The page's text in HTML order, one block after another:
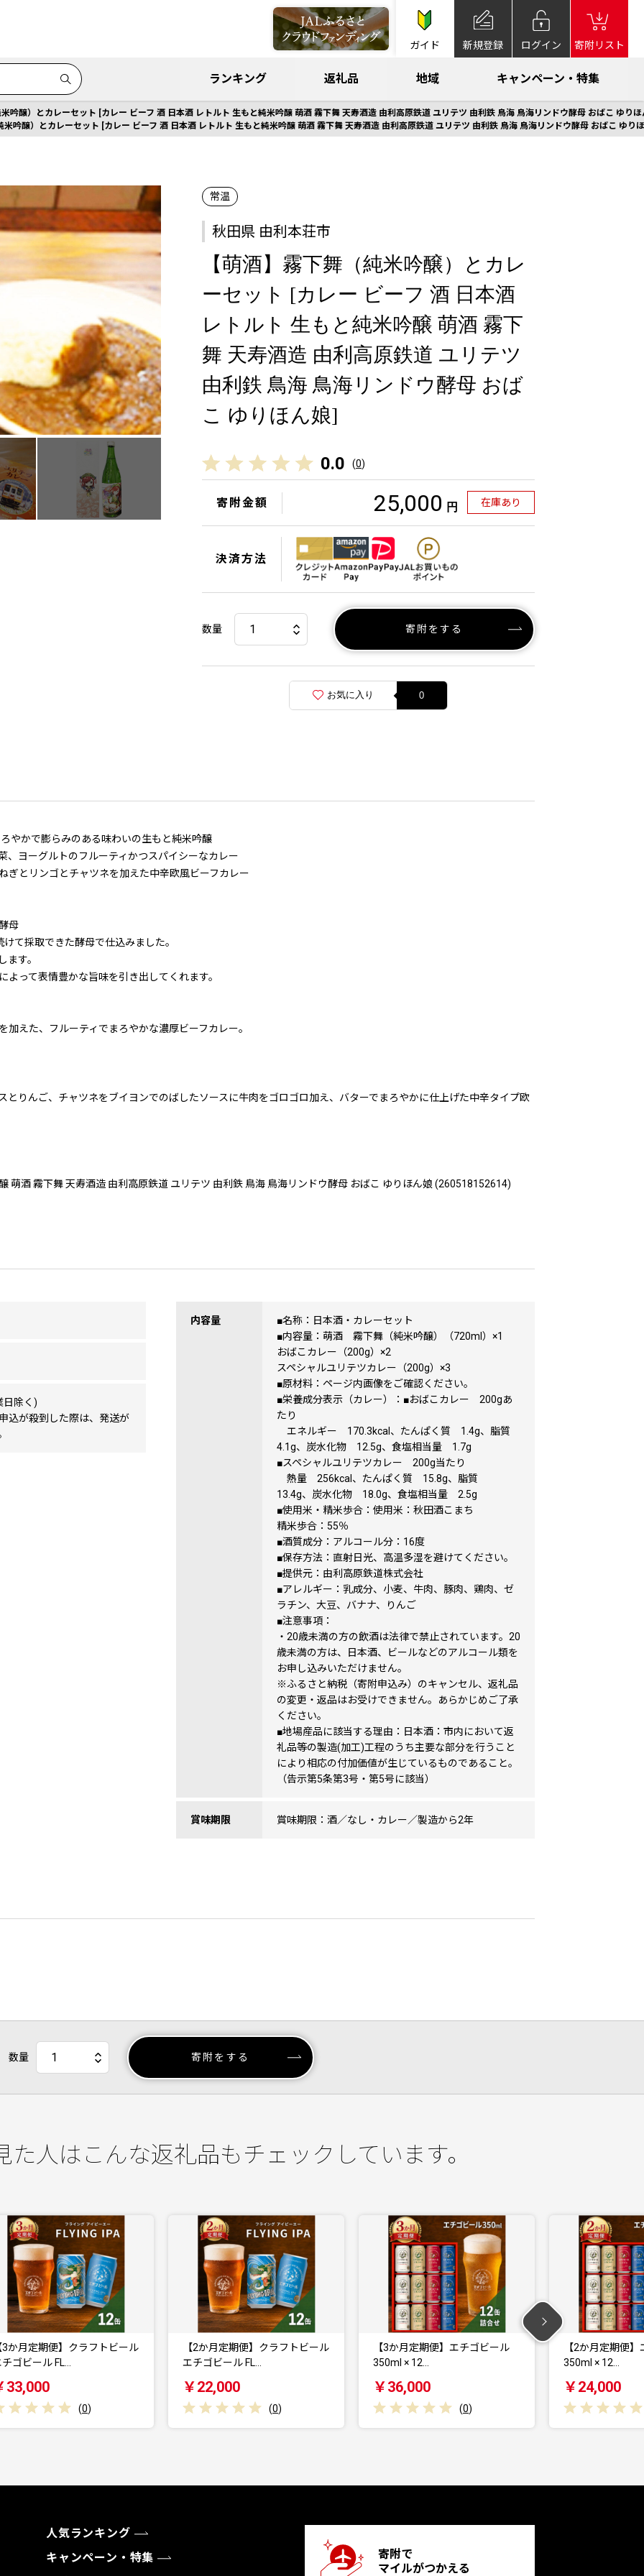
ガイド 新規登録 ログイン 寄附リスト
ランキング 返礼品 地域 キャンペーン・特集
米吟醸）とカレーセット [カレー ビーフ 酒 日本酒 レトルト 生もと純米吟醸 萌酒 霧下舞 天寿酒造 由利高原鉄道 ユリテツ 由利鉄 鳥海 鳥海リンドウ酵母 おばこ ゆりほ
米吟醸）とカレーセット [カレー ビーフ 酒 日本酒 レトルト 生もと純米吟醸 萌酒 霧下舞 天寿酒造 由利高原鉄道 ユリテツ 由利鉄 鳥海 鳥海リンドウ酵母 おばこ ゆり
常温
秋田県 由利本荘市
【萌酒】霧下舞（純米吟醸）とカレ
ーセット [カレー ビーフ 酒 日本酒
レトルト 生もと純米吟醸 萌酒 霧下
舞 天寿酒造 由利高原鉄道 ユリテツ
由利鉄 鳥海 鳥海リンドウ酵母 おば
こ ゆりほん娘]
0.0 (0)
寄附金額 25,000 円 在庫あり
決済方法
数量 寄附をする
お気に入り 0
やかで膨らみのある味わいの生もと純米吟醸
ヨーグルトのフルーティかつスパイシーなカレー
とリンゴとチャツネを加えた中辛欧風ビーフカレー
母
て採取できた酵母で仕込みました。
す。
って表情豊かな旨味を引き出してくれます。
えた、フルーティでまろやかな濃厚ビーフカレー。
とりんご、チャツネをブイヨンでのばしたソースに牛肉をゴロゴロ加え、バターでまろやかに仕上げた中辛タイプ欧
萌酒 霧下舞 天寿酒造 由利高原鉄道 ユリテツ 由利鉄 鳥海 鳥海リンドウ酵母 おばこ ゆりほん娘 (260518152614)
日除く)
込が殺到した際は、発送が
内容量
■名称：日本酒・カレーセット
■内容量：萌酒 霧下舞（純米吟醸）（720ml）×1
おばこカレー（200g）×2
スペシャルユリテツカレー（200g）×3
■原材料：ページ内画像をご確認ください。
■栄養成分表示（カレー）：■おばこカレー 200gあ
たり
エネルギー 170.3kcal、たんぱく質 1.4g、脂質
4.1g、炭水化物 12.5g、食塩相当量 1.7g
■スペシャルユリテツカレー 200g当たり
熱量 256kcal、たんぱく質 15.8g、脂質
13.4g、炭水化物 18.0g、食塩相当量 2.5g
■使用米・精米歩合：使用米：秋田酒こまち
精米歩合：55％
■酒質成分：アルコール分：16度
■保存方法：直射日光、高温多湿を避けてください。
■提供元：由利高原鉄道株式会社
■アレルギー：乳成分、小麦、牛肉、豚肉、鶏肉、ゼ
ラチン、大豆、バナナ、りんご
■注意事項：
・20歳未満の方の飲酒は法律で禁止されています。20
歳未満の方は、日本酒、ビールなどのアルコール類を
お申し込みいただけません。
※ふるさと納税（寄附申込み）のキャンセル、返礼品
の変更・返品はお受けできません。あらかじめご了承
ください。
■地場産品に該当する理由：日本酒：市内において返
礼品等の製造(加工)工程のうち主要な部分を行うこと
により相応の付加価値が生じているものであること。
（告示第5条第3号・第5号に該当）
賞味期限 賞味期限：酒／なし・カレー／製造から2年
数量 寄附をする
た人はこんな返礼品もチェックしています。
2か月定期便】クラフトビール
ゴビール FL…
22,000
(0)
【3か月定期便】エチゴビール
350ml × 12…
￥36,000
(0)
【2か月定期便】エチゴビール
350ml × 12…
￥24,000
(0)
エチゴビール
ト クラ…
￥24,000
人気ランキング
キャンペーン・特集
寄附で
マイルがつかえる